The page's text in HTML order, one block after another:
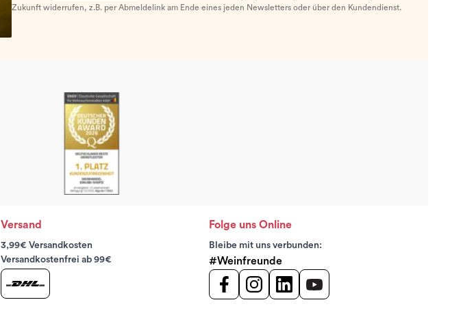
Zukunft widerrufen, z.B. per Abmeldelink am Ende eines jeden Newsletters oder über den Kundendienst.
Versand
3,99€ Versandkosten
Versandkostenfrei ab 99€
Folge uns Online
Bleibe mit uns verbunden:
#Weinfreunde